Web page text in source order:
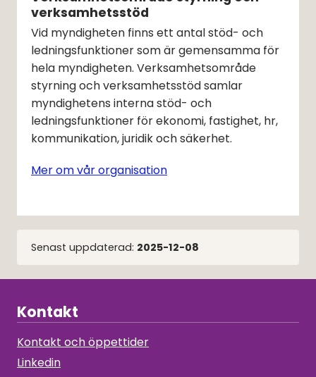
verksamhetsstöd
Vid myndigheten finns ett antal stöd- och
ledningsfunktioner som är gemensamma för
hela myndigheten. Verksamhetsområde
styrning och verksamhetsstöd samlar
myndighetens interna stöd- och
ledningsfunktioner för ekonomi, fastighet, hr,
kommunikation, juridik och säkerhet.
Mer om vår organisation
Senast uppdaterad: 2025-12-08
Kontakt
Kontakt och öppettider
Linkedin